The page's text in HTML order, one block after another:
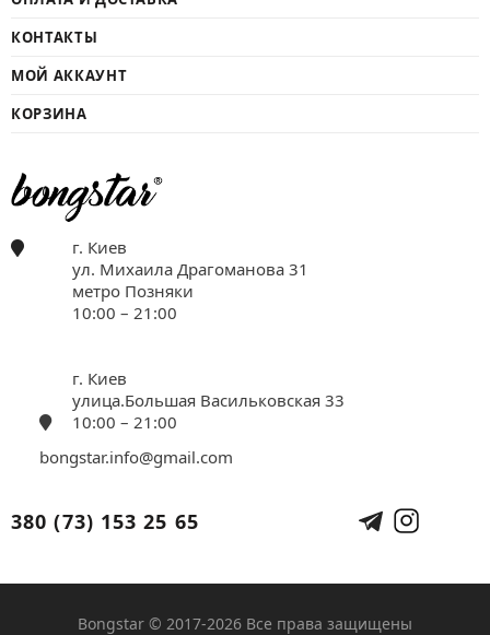
КОНТАКТЫ
МОЙ АККАУНТ
КОРЗИНА
г. Киев
ул. Михаила Драгоманова 31
метро Позняки
10:00 – 21:00
г. Киев
улица.Большая Васильковская 33
10:00 – 21:00
bongstar.info@gmail.com
380 (73) 153 25 65
Bongstar © 2017-2026 Все права защищены